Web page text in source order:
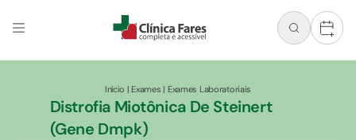
+
Início |Exames | Exames Laboratoriais
Distrofia Miotônica De Steinert
(Gene Dmpk)